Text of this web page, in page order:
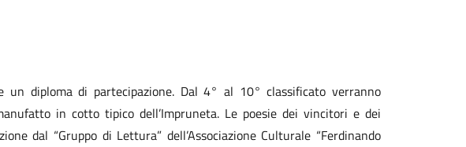
diploma di partecipazione. Dal 4° al 10° classificato verranno
in cotto tipico dell’Impruneta. Le poesie dei vincitori e dei
dal “Gruppo di Lettura” dell’Associazione Culturale “Ferdinando